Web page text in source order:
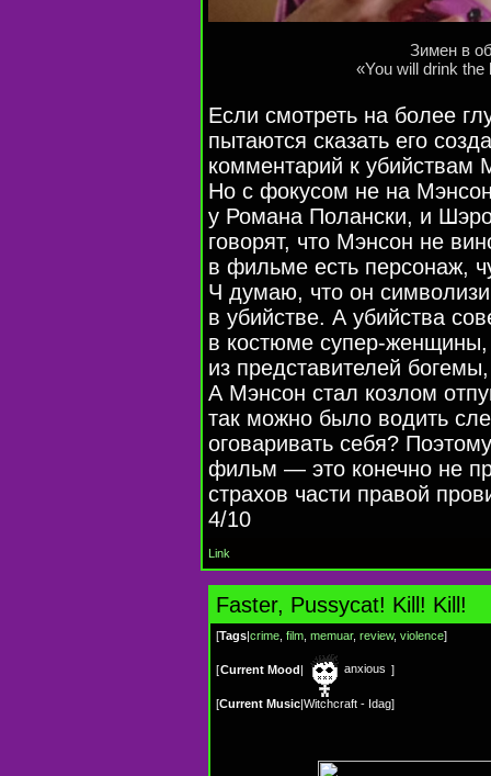
Зимен в
«You will drink
Если смотреть на более
пытаются сказать его
комментарий к
Но с фокусом не на
у Романа Полански, и
говорят, что Мэнсон не
в фильме есть персонаж,
Ч думаю, что он
в убийстве. А убийства
в костюме супер-женщины
из представителей
А Мэнсон стал козлом
так можно было водить
оговаривать себя?
фильм — это конечно не
страхов части правой
4/10
Link
Faster, Pussycat! Kill! Kill!
[Tags crime film memuar, review, violence]
[Current Mood anxious ]
[Current Music Witchcraft - Idag]